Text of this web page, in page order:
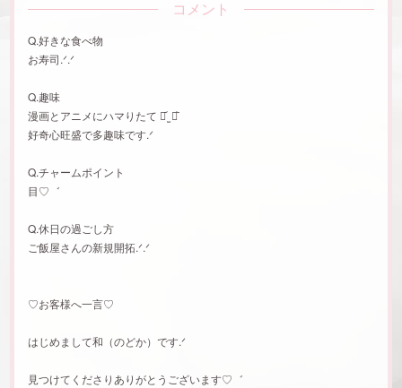
コメント
‬Q.好きな食べ物
お寿司.ᐟ‪.ᐟ‪
Q.趣味
漫画とアニメにハマりたて ⌯᷄︎ ̫ ⌯᷅︎
好奇心旺盛で多趣味です.ᐟ‪
Q.チャームポイント
目‪♡゛‬
Q.休日の過ごし方
ご飯屋さんの新規開拓.ᐟ‪.ᐟ‪
♡お客様へ一言♡
はじめまして和（のどか）です.ᐟ‪
見つけてくださりありがとうございます‪♡゛‬